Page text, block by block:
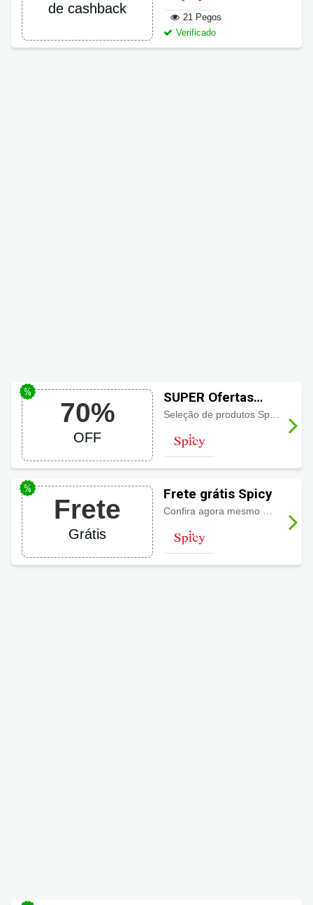
de cashback
21 Pegos
Verificado
70%
OFF
SUPER Ofertas
Spicy até 70% de
desconto
Frete
Grátis
Frete grátis Spicy